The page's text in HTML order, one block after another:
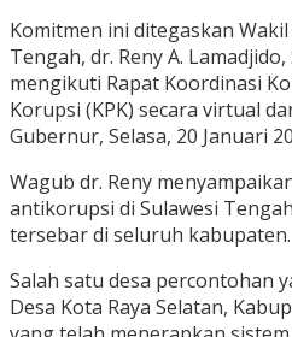
Komitmen ini ditegaskan
Tengah, dr. Reny A. Lamadjido,
mengikuti Rapat Koordinasi
Korupsi (KPK) secara virtual
Gubernur, Selasa, 20 Januari
Wagub dr. Reny
antikorupsi di Sulawesi
tersebar di seluruh kabupaten.
Salah satu desa percontohan
Desa Kota Raya Selatan,